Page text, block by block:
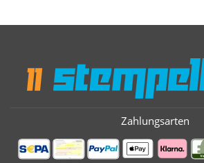
Zahlungsarten